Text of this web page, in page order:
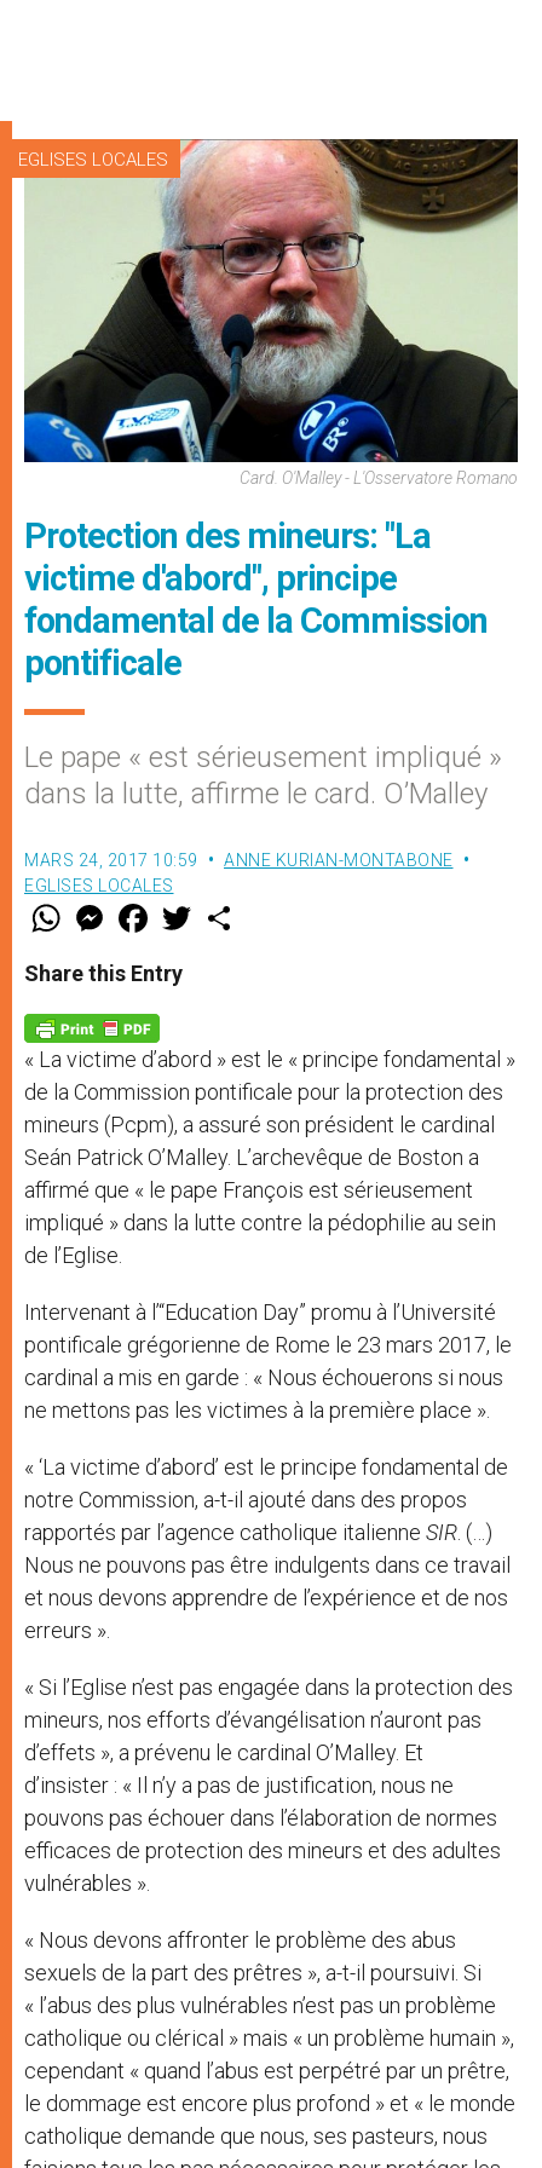
EGLISES LOCALES
Card. O'Malley - L'Osservatore Romano
Protection des mineurs: "La
victime d'abord", principe
fondamental de la Commission
pontificale
Le pape « est sérieusement impliqué »
dans la lutte, affirme le card. O’Malley
MARS 24, 2017 10:59
ANNE KURIAN-MONTABONE
EGLISES LOCALES
W
t
s
p
p
M
e
s
e
g
e
r
F
a
e
b
o
k
w
Share this Entry
« La victime d’abord » est le « principe fondamental »
de la Commission pontificale pour la protection des
mineurs (Pcpm), a assuré son président le cardinal
Seán Patrick O’Malley. L’archevêque de Boston a
affirmé que « le pape François est sérieusement
impliqué » dans la lutte contre la pédophilie au sein
de l’Eglise.
Intervenant à l’“Education Day” promu à l’Université
pontificale grégorienne de Rome le 23 mars 2017, le
cardinal a mis en garde : « Nous échouerons si nous
ne mettons pas les victimes à la première place ».
« ‘La victime d’abord’ est le principe fondamental de
notre Commission, a-t-il ajouté dans des propos
rapportés par l’agence catholique italienne SIR . (…)
Nous ne pouvons pas être indulgents dans ce travail
et nous devons apprendre de l’expérience et de nos
erreurs ».
« Si l’Eglise n’est pas engagée dans la protection des
mineurs, nos efforts d’évangélisation n’auront pas
d’effets », a prévenu le cardinal O’Malley. Et
d’insister : « Il n’y a pas de justification, nous ne
pouvons pas échouer dans l’élaboration de normes
efficaces de protection des mineurs et des adultes
vulnérables ».
« Nous devons affronter le problème des abus
sexuels de la part des prêtres », a-t-il poursuivi. Si
« l’abus des plus vulnérables n’est pas un problème
catholique ou clérical » mais « un problème humain »,
cependant « quand l’abus est perpétré par un prêtre,
le dommage est encore plus profond » et « le monde
catholique demande que nous, ses pasteurs, nous